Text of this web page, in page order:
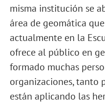
misma institución se
área de geomática
actualmente en la
ofrece al público en
formado muchas
organizaciones, tanto
están aplicando las